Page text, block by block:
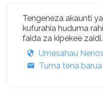
Tengeneza akaunti
kufurahia huduma
faida za kipekee zaidi.
Umesahau
Tuma tena